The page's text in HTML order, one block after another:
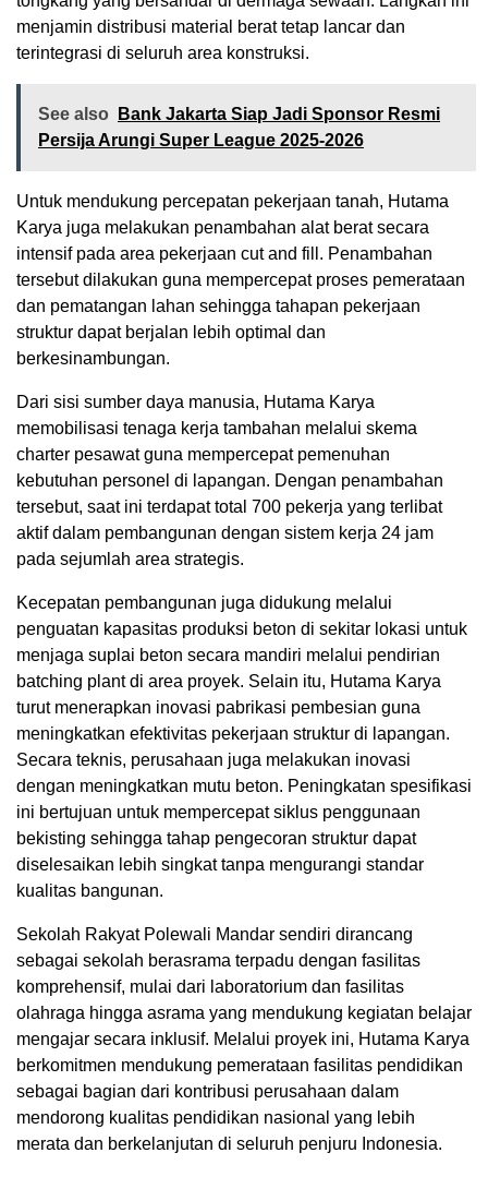
menjamin distribusi material berat tetap lancar dan
terintegrasi di seluruh area konstruksi.
See also
Bank Jakarta Siap Jadi Sponsor Resmi
Persija Arungi Super League 2025-2026
Untuk mendukung percepatan pekerjaan tanah, Hutama
Karya juga melakukan penambahan alat berat secara
intensif pada area pekerjaan cut and fill. Penambahan
tersebut dilakukan guna mempercepat proses pemerataan
dan pematangan lahan sehingga tahapan pekerjaan
struktur dapat berjalan lebih optimal dan
berkesinambungan.
Dari sisi sumber daya manusia, Hutama Karya
memobilisasi tenaga kerja tambahan melalui skema
charter pesawat guna mempercepat pemenuhan
kebutuhan personel di lapangan. Dengan penambahan
tersebut, saat ini terdapat total 700 pekerja yang terlibat
aktif dalam pembangunan dengan sistem kerja 24 jam
pada sejumlah area strategis.
Kecepatan pembangunan juga didukung melalui
penguatan kapasitas produksi beton di sekitar lokasi untuk
menjaga suplai beton secara mandiri melalui pendirian
batching plant di area proyek. Selain itu, Hutama Karya
turut menerapkan inovasi pabrikasi pembesian guna
meningkatkan efektivitas pekerjaan struktur di lapangan.
Secara teknis, perusahaan juga melakukan inovasi
dengan meningkatkan mutu beton. Peningkatan spesifikasi
ini bertujuan untuk mempercepat siklus penggunaan
bekisting sehingga tahap pengecoran struktur dapat
diselesaikan lebih singkat tanpa mengurangi standar
kualitas bangunan.
Sekolah Rakyat Polewali Mandar sendiri dirancang
sebagai sekolah berasrama terpadu dengan fasilitas
komprehensif, mulai dari laboratorium dan fasilitas
olahraga hingga asrama yang mendukung kegiatan belajar
mengajar secara inklusif. Melalui proyek ini, Hutama Karya
berkomitmen mendukung pemerataan fasilitas pendidikan
sebagai bagian dari kontribusi perusahaan dalam
mendorong kualitas pendidikan nasional yang lebih
merata dan berkelanjutan di seluruh penjuru Indonesia.